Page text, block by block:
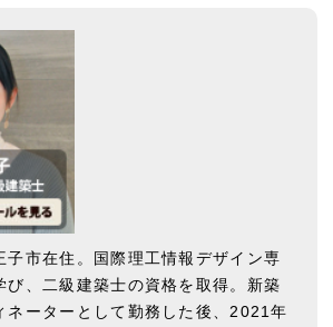
子市在住。国際理工情報デザイン専
び、二級建築士の資格を取得。新築
ネーターとして勤務した後、2021年